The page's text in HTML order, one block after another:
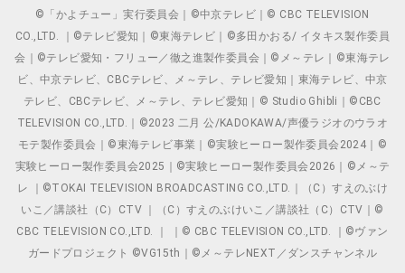
©「かよチュー」実行委員会｜©中京テレビ｜© CBC TELEVISION
CO.,LTD. ｜©テレビ愛知｜©東海テレビ｜©多田かおる/ イタキス製作委員
会｜©テレビ愛知・フリュー／徹之進製作委員会｜©メ～テレ｜©東海テレ
ビ、中京テレビ、CBCテレビ、メ～テレ、テレビ愛知｜東海テレビ、中京
テレビ、CBCテレビ、メ～テレ、テレビ愛知｜© Studio Ghibli｜©CBC
TELEVISION CO.,LTD.｜©2023 二月 公/KADOKAWA/声優ラジオのウラオ
モテ製作委員会｜©東海テレビ事業｜©実験ヒーロー製作委員会2024｜©
実験ヒーロー製作委員会2025｜©実験ヒーロー製作委員会2026｜©メ～テ
レ ｜©TOKAI TELEVISION BROADCASTING CO.,LTD.｜（C）すえのぶけ
いこ／講談社（C）CTV ｜（C）すえのぶけいこ／講談社（C）CTV｜©
CBC TELEVISION CO.,LTD. ｜ ｜© CBC TELEVISION CO.,LTD. ｜©ヴァン
ガードプロジェクト ©VG15th｜©メ～テレNEXT／ダンスチャンネル